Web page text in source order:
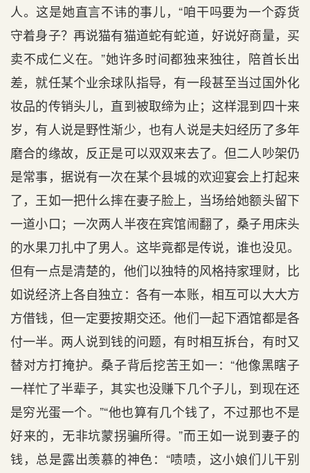
人。这是她直言不讳的事儿，“咱干吗要为一个孬货
守着身子？再说猫有猫道蛇有蛇道，好说好商量，买
卖不成仁义在。”她许多时间都独来独往，陪首长出
差，就任某个业余球队指导，有一段甚至当过国外化
妆品的传销头儿，直到被取缔为止；这样混到四十来
岁，有人说是野性渐少，也有人说是夫妇经历了多年
磨合的缘故，反正是可以双双来去了。但二人吵架仍
是常事，据说有一次在某个县城的欢迎宴会上打起来
了，王如一把什么摔在妻子脸上，当场给她额头留下
一道小口；一次两人半夜在宾馆闹翻了，桑子用床头
的水果刀扎中了男人。这毕竟都是传说，谁也没见。
但有一点是清楚的，他们以独特的风格持家理财，比
如说经济上各自独立：各有一本账，相互可以大大方
方借钱，但一定要按期交还。他们一起下酒馆都是各
付一半。两人说到钱的问题，有时相互拆台，有时又
替对方打掩护。桑子背后挖苦王如一：“他像黑瞎子
一样忙了半辈子，其实也没赚下几个子儿，到现在还
是穷光蛋一个。”“他也算有几个钱了，不过那也不是
好来的，无非坑蒙拐骗所得。”而王如一说到妻子的
钱，总是露出羡慕的神色：“啧啧，这小娘们儿干别